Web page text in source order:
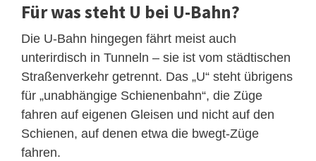
Für was steht U bei U-Bahn?
Die U-Bahn hingegen fährt meist auch
unterirdisch in Tunneln – sie ist vom städtischen
Straßenverkehr getrennt. Das „U“ steht übrigens
für „unabhängige Schienenbahn“, die Züge
fahren auf eigenen Gleisen und nicht auf den
Schienen, auf denen etwa die bwegt-Züge
fahren.